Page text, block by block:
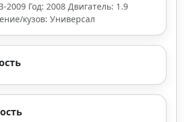
2009 Год: 2008 Двигатель: 1.9
кузов: Универсал